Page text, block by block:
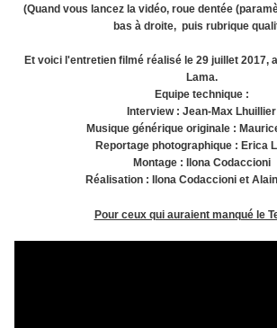
(Quand vous lancez la vidéo, roue dentée
bas à droite, puis rubrique
Et voici l'entretien filmé réalisé le 29 juillet 2017,
Lama.
Equipe technique :
Interview : Jean-Max Lhuillier
Musique générique originale :
Reportage photographique : Erica
Montage : Ilona Codaccioni
Réalisation : Ilona Codaccioni et
Pour ceux qui auraient manqué le